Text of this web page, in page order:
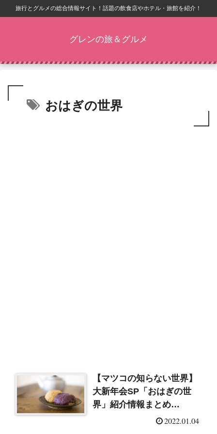
旅行とグルメの総合情報サイト！話題の飲食店やホテル・旅館を紹介！
グレンの旅＆グルメ
おはぎの世界
【マツコの知らない世界】
大新年会SP「おはぎの世
界」紹介情報まとめ
2022.01.04